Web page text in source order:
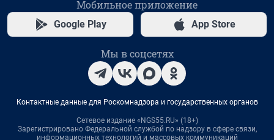
Мобильное приложение
Google Play App Store
Мы в соцсетях
Контактные данные для Роскомнадзора и государственных органов
Сетевое издание «NGS55.RU» (18+)
Зарегистрировано Федеральной службой по надзору в сфере связи,
информационных технологий и массовых коммуникаций